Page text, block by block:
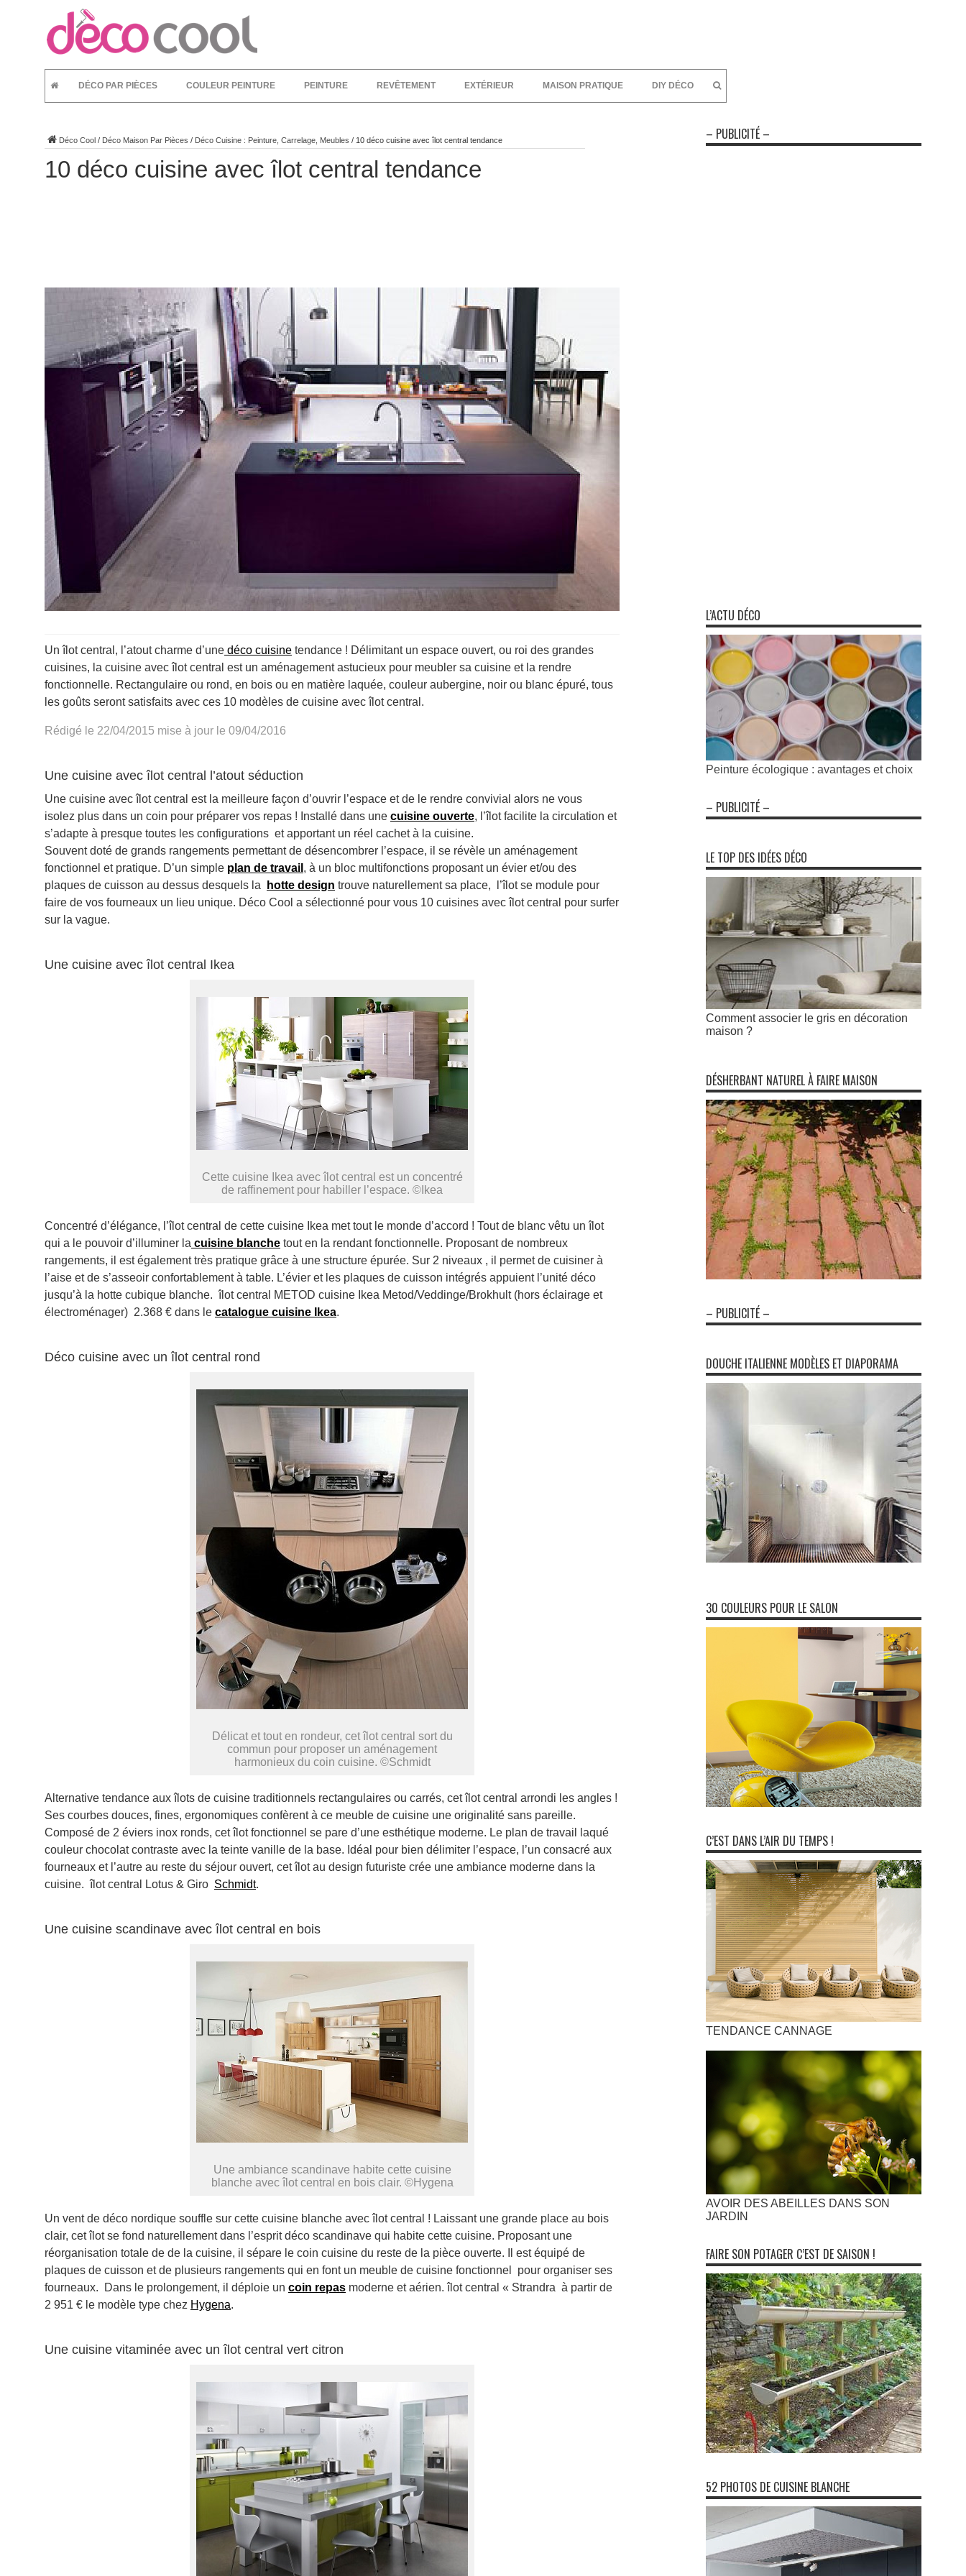
DÉCO PAR PIÈCES COULEUR PEINTURE PEINTURE REVÊTEMENT EXTÉRIEUR MAISON PRATIQUE DIY DÉCO
Déco Cool / Déco Maison Par Pièces / Déco Cuisine : Peinture, Carrelage, Meubles / 10 déco cuisine avec îlot central tendance
10 déco cuisine avec îlot central tendance
Un îlot central, l’atout charme d’une déco cuisine tendance ! Délimitant un espace ouvert, ou roi des grandes
cuisines, la cuisine avec îlot central est un aménagement astucieux pour meubler sa cuisine et la rendre
fonctionnelle. Rectangulaire ou rond, en bois ou en matière laquée, couleur aubergine, noir ou blanc épuré, tous
les goûts seront satisfaits avec ces 10 modèles de cuisine avec îlot central.
Rédigé le 22/04/2015 mise à jour le 09/04/2016
Une cuisine avec îlot central l’atout séduction
Une cuisine avec îlot central est la meilleure façon d’ouvrir l’espace et de le rendre convivial alors ne vous
isolez plus dans un coin pour préparer vos repas ! Installé dans une cuisine ouverte, l’îlot facilite la circulation et
s’adapte à presque toutes les configurations et apportant un réel cachet à la cuisine.
Souvent doté de grands rangements permettant de désencombrer l’espace, il se révèle un aménagement
fonctionnel et pratique. D’un simple plan de travail , à un bloc multifonctions proposant un évier et/ou des
plaques de cuisson au dessus desquels la
hotte design trouve naturellement sa place, l’îlot se module pour
faire de vos fourneaux un lieu unique. Déco Cool a sélectionné pour vous 10 cuisines avec îlot central pour surfer
sur la vague.
Une cuisine avec îlot central Ikea
Cette cuisine Ikea avec îlot central est un concentré
de raffinement pour habiller l’espace. ©Ikea
Concentré d’élégance, l’îlot central de cette cuisine Ikea met tout le monde d’accord ! Tout de blanc vêtu un îlot
qui a le pouvoir d’illuminer la cuisine blanche tout en la rendant fonctionnelle. Proposant de nombreux
rangements, il est également très pratique grâce à une structure épurée. Sur 2 niveaux , il permet de cuisiner à
l’aise et de s’asseoir confortablement à table. L’évier et les plaques de cuisson intégrés appuient l’unité déco
jusqu’à la hotte cubique blanche. îlot central METOD cuisine Ikea Metod/Veddinge/Brokhult (hors éclairage et
électroménager) 2.368 € dans le catalogue cuisine Ikea.
Déco cuisine avec un îlot central rond
Délicat et tout en rondeur, cet îlot central sort du
commun pour proposer un aménagement
harmonieux du coin cuisine. ©Schmidt
Alternative tendance aux îlots de cuisine traditionnels rectangulaires ou carrés, cet îlot central arrondi les angles !
Ses courbes douces, fines, ergonomiques confèrent à ce meuble de cuisine une originalité sans pareille.
Composé de 2 éviers inox ronds, cet îlot fonctionnel se pare d’une esthétique moderne. Le plan de travail laqué
couleur chocolat contraste avec la teinte vanille de la base. Idéal pour bien délimiter l’espace, l’un consacré aux
fourneaux et l’autre au reste du séjour ouvert, cet îlot au design futuriste crée une ambiance moderne dans la
cuisine. îlot central Lotus & Giro Schmidt.
Une cuisine scandinave avec îlot central en bois
Une ambiance scandinave habite cette cuisine
blanche avec îlot central en bois clair. ©Hygena
Un vent de déco nordique souffle sur cette cuisine blanche avec îlot central ! Laissant une grande place au bois
clair, cet îlot se fond naturellement dans l’esprit déco scandinave qui habite cette cuisine. Proposant une
réorganisation totale de de la cuisine, il sépare le coin cuisine du reste de la pièce ouverte. Il est équipé de
plaques de cuisson et de plusieurs rangements qui en font un meuble de cuisine fonctionnel pour organiser ses
fourneaux. Dans le prolongement, il déploie un coin repas moderne et aérien. îlot central « Strandra à partir de
2 951 € le modèle type chez Hygena.
Une cuisine vitaminée avec un îlot central vert citron
– PUBLICITÉ –
L’ACTU DÉCO
Peinture écologique : avantages et choix
– PUBLICITÉ –
LE TOP DES IDÉES DÉCO
Comment associer le gris en décoration
maison ?
DÉSHERBANT NATUREL À FAIRE MAISON
– PUBLICITÉ –
DOUCHE ITALIENNE MODÈLES ET DIAPORAMA
30 COULEURS POUR LE SALON
C’EST DANS L’AIR DU TEMPS !
TENDANCE CANNAGE
AVOIR DES ABEILLES DANS SON
JARDIN
FAIRE SON POTAGER C’EST DE SAISON !
52 PHOTOS DE CUISINE BLANCHE